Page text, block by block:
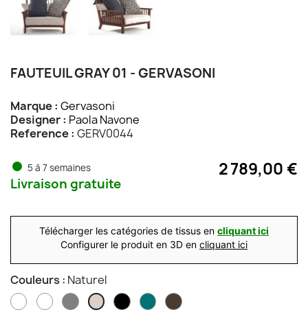
FAUTEUIL GRAY 01 - GERVASONI
Marque : Gervasoni
Designer : Paola Navone
Reference : GERV0044
5 à 7 semaines 2 789,00 €
Livraison gratuite
Télécharger les catégories de tissus en cliquant ici
Configurer le produit en 3D en cliquant ici
Couleurs : Naturel
BlancBlanchiGris NaturelNoir OcéanTaupe